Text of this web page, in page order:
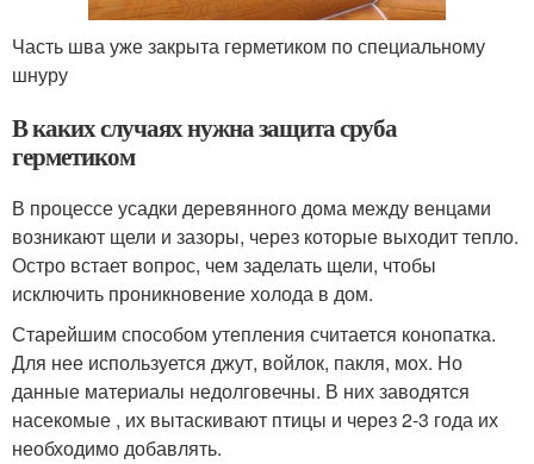
Часть шва уже закрыта герметиком по специальному
шнуру
В каких случаях нужна защита сруба
герметиком
В процессе усадки деревянного дома между венцами
возникают щели и зазоры, через которые выходит тепло.
Остро встает вопрос, чем заделать щели, чтобы
исключить проникновение холода в дом.
Старейшим способом утепления считается конопатка.
Для нее используется джут, войлок, пакля, мох. Но
данные материалы недолговечны. В них заводятся
насекомые , их вытаскивают птицы и через 2-3 года их
необходимо добавлять.